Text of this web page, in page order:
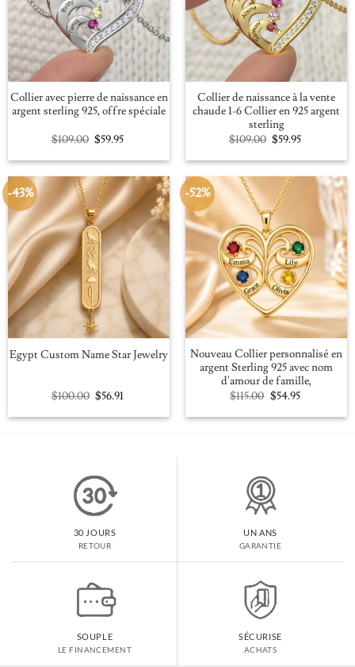
Collier avec pierre de naissance en
argent sterling 925, offre spéciale
$109.00 Original
price
was:
$59.95Current
is:
Collier de naissance à la vente
chaude 1-6 Collier en 925 argent
sterling
$109.00 Original
price
was:
$59.95Current
is:
-43%
Egypt Custom Name Star Jewelry
$100.00 Original
price
was:
$56.91
is:
-52%
Nouveau Collier personnalisé en
argent Sterling 925 avec nom
d'amour de famille,
$115.00 Original
price
was:
$54.95Current
is:
30 JOURS
RETOUR
UN ANS
GARANTIE
SOUPLE
LE FINANCEMENT
SÉCURISE
ACHATS